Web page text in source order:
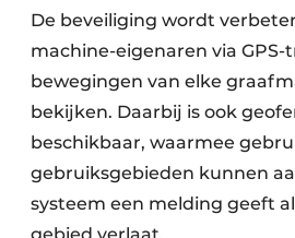
De beveiliging wordt
machine-eigenaren via GPS-
bewegingen van elke
bekijken. Daarbij is ook
beschikbaar, waarmee
gebruiksgebieden kunnen
systeem een melding geeft